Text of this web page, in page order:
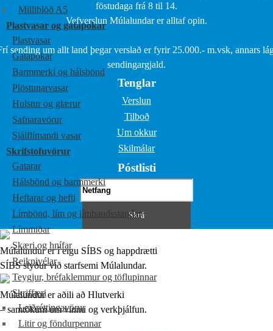
Milliblöð A5
Plastvasar og gatapokar
Plastvasar
Gatapokar
Barmmerki og hálsbönd
Plöstunarvasar
Hulstur og glærur
Safnaravörur
Sjálflímandi vasar
Skrifstofuvörur
Gatarar
Hálsbönd og barmmerki
Heftarar og hefti
Límbönd, lím og límbandsstandar
Límmiðar
Skæri og hnífar
Reiknivélar
Teygjur, bréfaklemmur og töflupinnar
Skriffæri
Leiðréttingavörur
Litir og föndurpennar
föstudaga frá 8 til 14.
Vefverslun Múlalundar er alltaf opin.
sending um allt land þegar verslað er fyrir 25.000.- m.vsk, annars
sendingargjald.
Tenglar
Verslun
Tilboð
Um okkur
Skilmálar
Póstlisti
Múlalundur er í eigu SÍBS og happdrætti
SÍBS styður við starfsemi Múlalundar.
Múlalundur er aðili að Hlutverki
– samtökum um vinnu og verkþjálfun.